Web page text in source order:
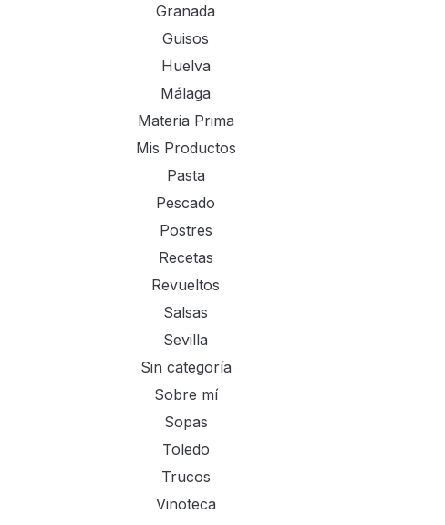
Granada
Guisos
Huelva
Málaga
Materia Prima
Mis Productos
Pasta
Pescado
Postres
Recetas
Revueltos
Salsas
Sevilla
Sin categoría
Sobre mí
Sopas
Toledo
Trucos
Vinoteca